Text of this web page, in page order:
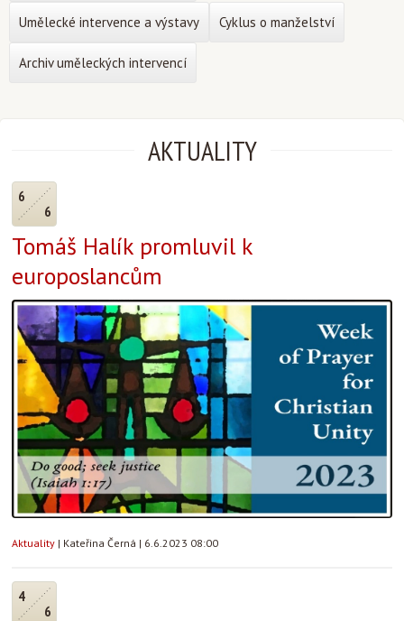
AKTUALITY
6
6
Tomáš Halík promluvil k
europoslancům
Aktuality | Kateřina Černá | 6.6.2023 08:00
4
6
Umělecké intervence a výstavy Cyklus o manželství
Archiv uměleckých intervencí